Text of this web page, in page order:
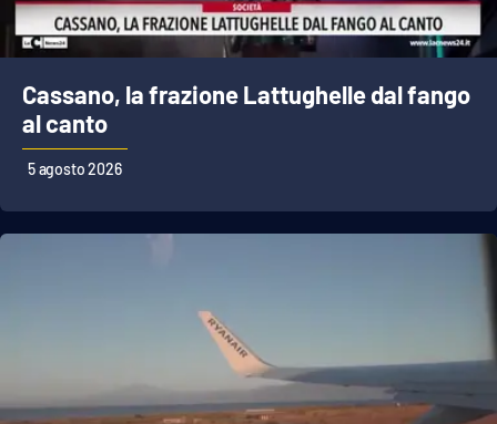
Cassano, la frazione Lattughelle dal fango
al canto
5 agosto 2026